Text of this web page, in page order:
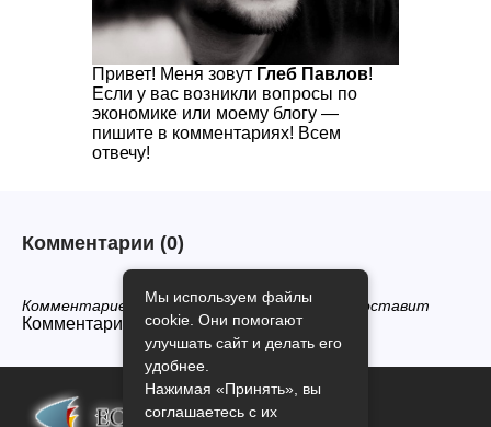
Привет! Меня зовут Глеб Павлов!
Если у вас возникли вопросы по
экономике или моему блогу —
пишите в комментариях! Всем
отвечу!
Комментарии (0)
Комментариев нет, будьте первым кто его оставит
Комментарии закрыты.
Мы используем файлы
cookie. Они помогают
улучшать сайт и делать его
удобнее.
Нажимая «Принять», вы
соглашаетесь с их